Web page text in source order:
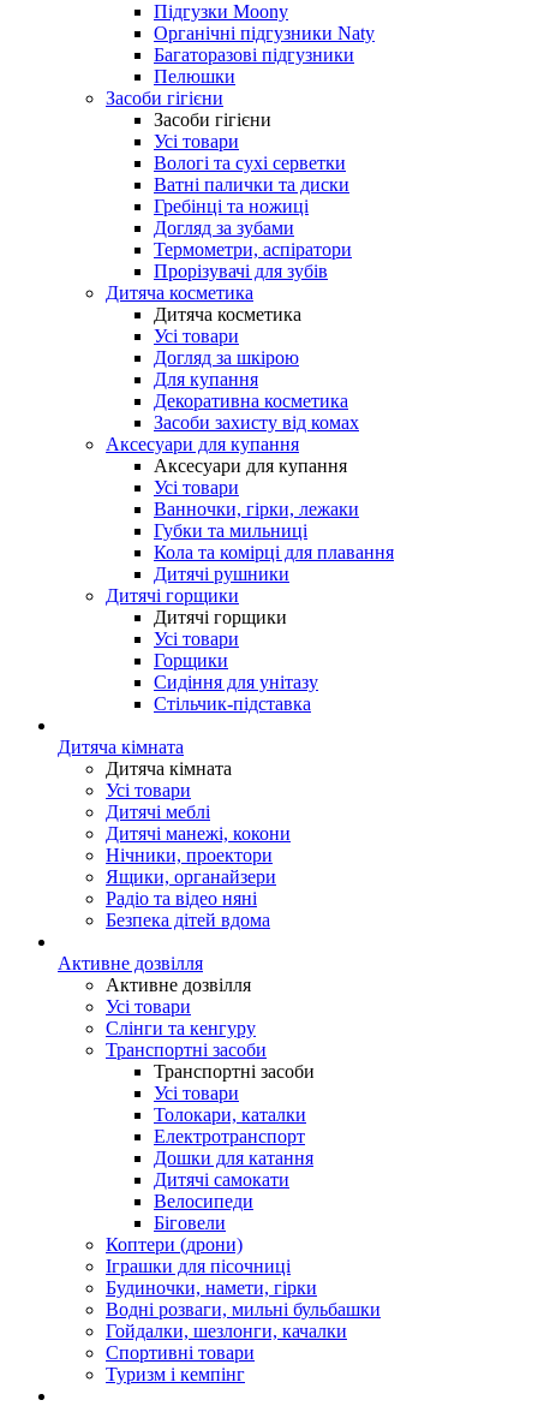
Підгузки Moony
Органічні підгузники Naty
Багаторазові підгузники
Пелюшки
Засоби гігієни
Засоби гігієни
Усі товари
Вологі та сухі серветки
Ватні палички та диски
Гребінці та ножиці
Догляд за зубами
Термометри, аспіратори
Прорізувачі для зубів
Дитяча косметика
Дитяча косметика
Усі товари
Догляд за шкірою
Для купання
Декоративна косметика
Засоби захисту від комах
Аксесуари для купання
Аксесуари для купання
Усі товари
Ванночки, гірки, лежаки
Губки та мильниці
Кола та комірці для плавання
Дитячі рушники
Дитячі горщики
Дитячі горщики
Усі товари
Горщики
Сидіння для унітазу
Стільчик-підставка
Дитяча кімната
Дитяча кімната
Усі товари
Дитячі меблі
Дитячі манежі, кокони
Нічники, проектори
Ящики, органайзери
Радіо та відео няні
Безпека дітей вдома
Активне дозвілля
Активне дозвілля
Усі товари
Слінги та кенгуру
Транспортні засоби
Транспортні засоби
Усі товари
Толокари, каталки
Електротранспорт
Дошки для катання
Дитячі самокати
Велосипеди
Біговели
Коптери (дрони)
Іграшки для пісочниці
Будиночки, намети, гірки
Водні розваги, мильні бульбашки
Гойдалки, шезлонги, качалки
Спортивні товари
Туризм і кемпінг